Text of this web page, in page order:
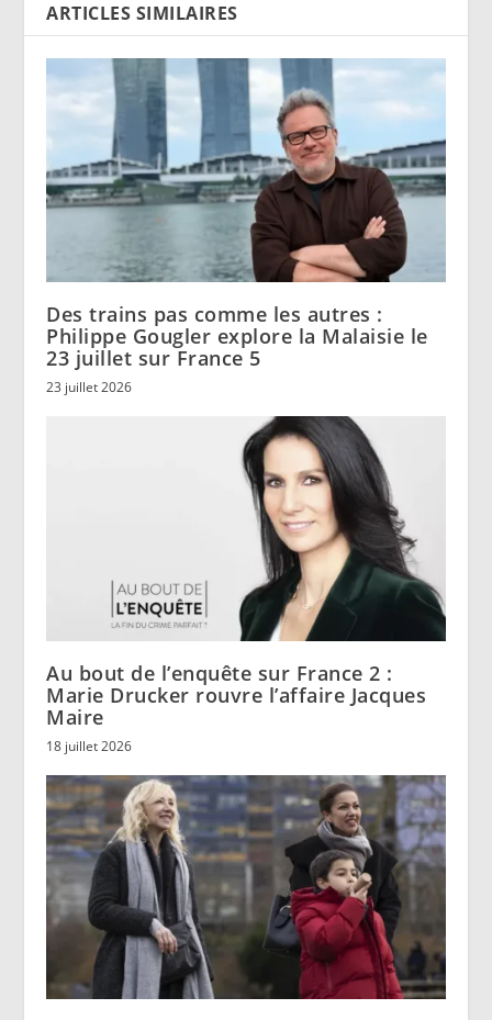
ARTICLES SIMILAIRES
Des trains pas comme les autres :
Philippe Gougler explore la Malaisie le
23 juillet sur France 5
23 juillet 2026
Au bout de l’enquête sur France 2 :
Marie Drucker rouvre l’affaire Jacques
Maire
18 juillet 2026